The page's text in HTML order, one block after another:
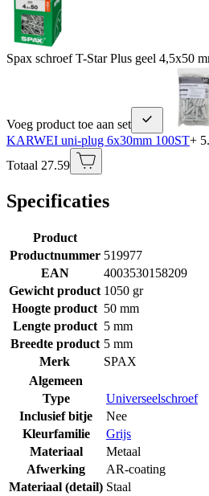
Spax schroef T-Star Plus geel 4,5x50
Voeg product toe aan set
KARWEI uni-plug 6x30mm 100ST+
Totaal 27.59
Specificaties
Product
Productnummer 519977
EAN
4003530158209
Gewicht product 1050 gr
Hoogte product 50 mm
Lengte product 5 mm
Breedte product 5 mm
Merk
SPAX
Algemeen
Type
Universeelschroef
Inclusief bitje
Nee
Kleurfamilie
Grijs
Materiaal
Metaal
Afwerking
AR-coating
Materiaal (detail) Staal